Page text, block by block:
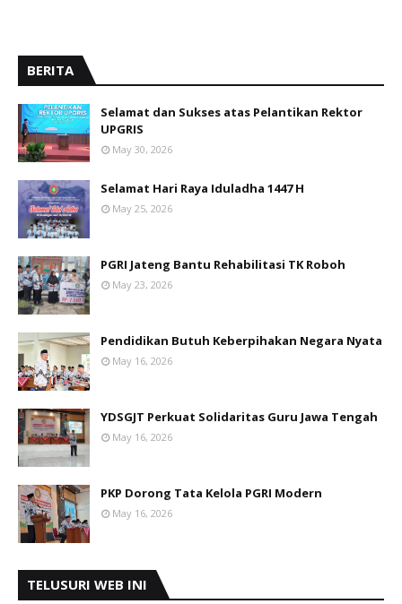
BERITA
Selamat dan Sukses atas Pelantikan Rektor
UPGRIS
May 30, 2026
Selamat Hari Raya Iduladha 1447 H
May 25, 2026
PGRI Jateng Bantu Rehabilitasi TK Roboh
May 23, 2026
Pendidikan Butuh Keberpihakan Negara Nyata
May 16, 2026
YDSGJT Perkuat Solidaritas Guru Jawa Tengah
May 16, 2026
PKP Dorong Tata Kelola PGRI Modern
May 16, 2026
TELUSURI WEB INI